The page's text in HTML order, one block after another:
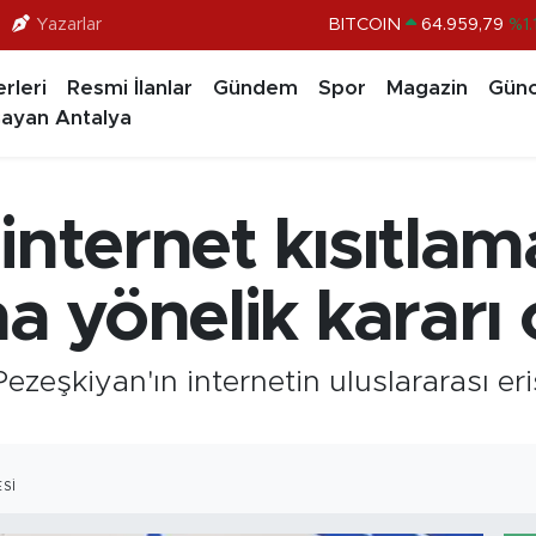
Yazarlar BITCOIN 64.959,79
BİST100 13.779 %-
Resmi İlanlar Gündem Spor Magazin
Antalya
yönelik kararı
internetin uluslararası